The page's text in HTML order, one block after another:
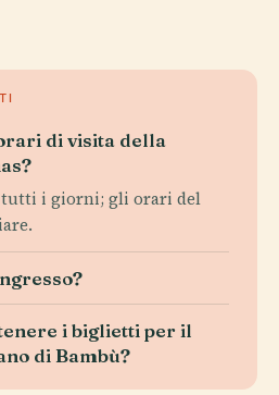
di visita della
tutti i giorni; gli orari del
i biglietti per il
di Bambù?